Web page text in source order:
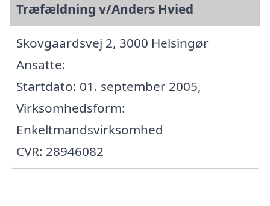
Træfældning v/Anders Hvied
Skovgaardsvej 2, 3000 Helsingør
Ansatte:
Startdato: 01. september 2005,
Virksomhedsform:
Enkeltmandsvirksomhed
CVR: 28946082